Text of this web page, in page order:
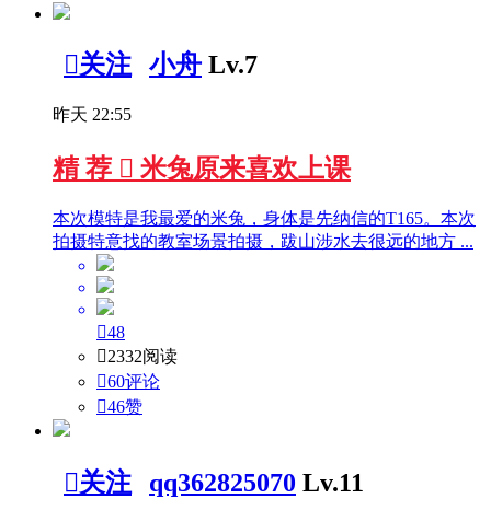
关注 小舟 Lv.7
昨天 22:55
精 荐  米兔原来喜欢上课
本次模特是我最爱的米兔，身体是先纳信的T165。本次
拍摄特意找的教室场景拍摄，跋山涉水去很远的地方 ...
48
2332阅读
60评论
46赞
关注 qq362825070 Lv.11